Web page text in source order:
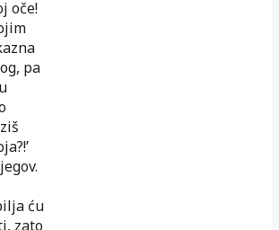
oče!
pa
ću
zato